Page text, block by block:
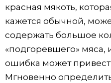
красная мякоть,
кажется обычной,
содержать большое
«подгоревшего» мяса,
ошибка может
Мгновенно